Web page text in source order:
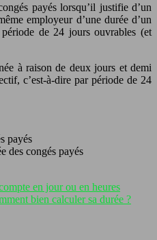
payés lorsqu’il justifie d’un
employeur d’une durée d’un
de 24 jours ouvrables (et
à raison de deux jours et demi
c’est-à-dire par période de 24
payés
des congés payés
en jour ou en heures
bien calculer sa durée ?